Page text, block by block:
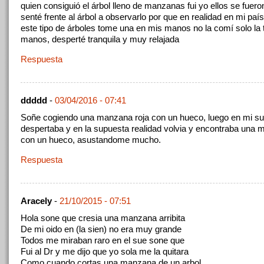
quien consiguió el árbol lleno de manzanas fui yo ellos se
senté frente al árbol a observarlo por que en realidad en mi
este tipo de árboles tome una en mis manos no la comí solo la
manos, desperté tranquila y muy relajada
Respuesta
ddddd - 03/04/2016 - 07:41
Soñe cogiendo una manzana roja con un hueco, luego en mi
despertaba y en la supuesta realidad volvia y encontraba una
con un hueco, asustandome mucho.
Respuesta
Aracely- 21/10/2015 - 07:51
Hola sone que cresia una manzana arribita
De mi oido en (la sien) no era muy grande
Todos me miraban raro en el sue sone que
Fui al Dr y me dijo que yo sola me la quitara